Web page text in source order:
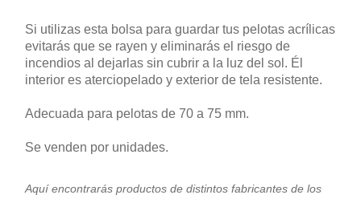
Si utilizas esta bolsa para guardar tus pelotas acrílicas
evitarás que se rayen y eliminarás el riesgo de
incendios al dejarlas sin cubrir a la luz del sol. Él
interior es aterciopelado y exterior de tela resistente.
Adecuada para pelotas de 70 a 75 mm.
Se venden por unidades.
Aquí encontrarás productos de distintos fabricantes de los